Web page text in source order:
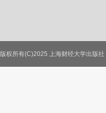
联系我们
版权所有(C)2025 上海财经大学出版社